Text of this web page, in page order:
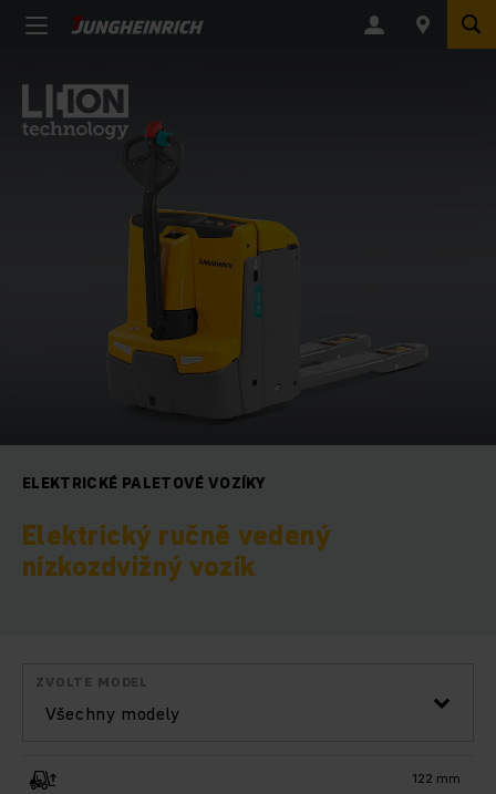
ELEKTRICKÉ PALETOVÉ VOZÍKY
Elektrický ručně vedený
nízkozdvižný vozík
Všechny modely
ZVOLTE MODEL
122 mm